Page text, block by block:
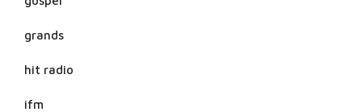
grands
hit radio
ifm